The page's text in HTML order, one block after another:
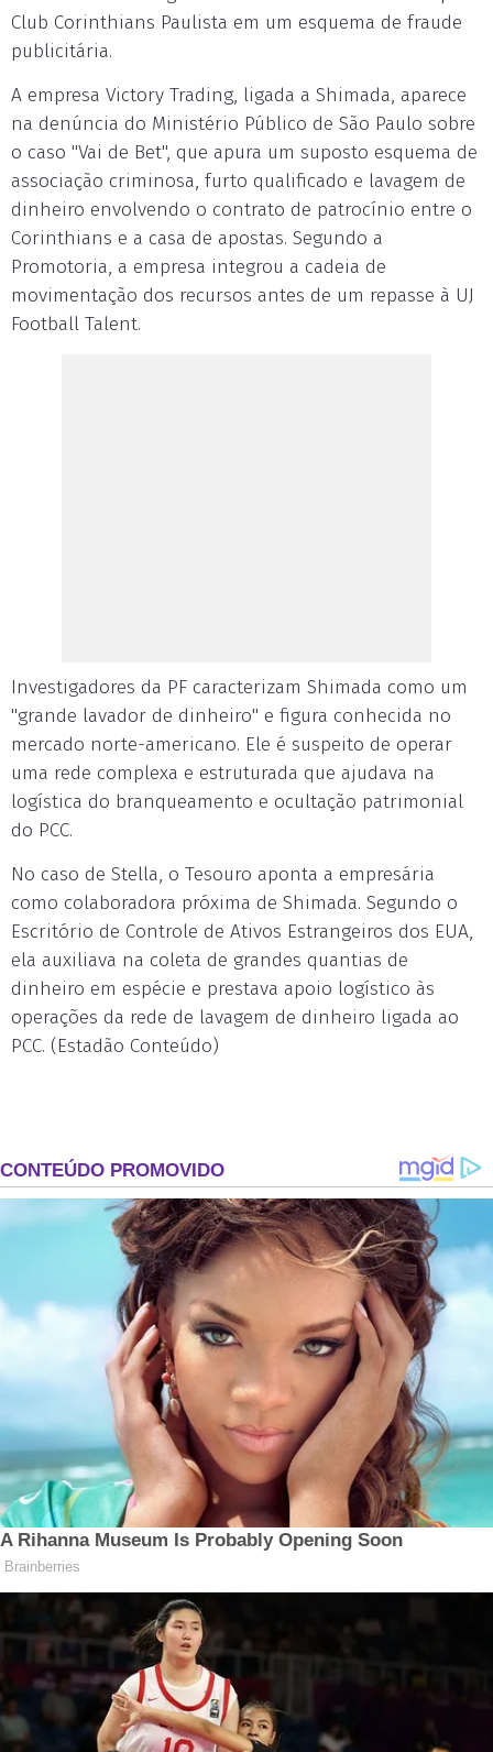
Club Corinthians Paulista em um esquema de fraude
publicitária.
A empresa Victory Trading, ligada a Shimada, aparece
na denúncia do Ministério Público de São Paulo sobre
o caso "Vai de Bet", que apura um suposto esquema de
associação criminosa, furto qualificado e lavagem de
dinheiro envolvendo o contrato de patrocínio entre o
Corinthians e a casa de apostas. Segundo a
Promotoria, a empresa integrou a cadeia de
movimentação dos recursos antes de um repasse à UJ
Football Talent.
Investigadores da PF caracterizam Shimada como um
"grande lavador de dinheiro" e figura conhecida no
mercado norte-americano. Ele é suspeito de operar
uma rede complexa e estruturada que ajudava na
logística do branqueamento e ocultação patrimonial
do PCC.
No caso de Stella, o Tesouro aponta a empresária
como colaboradora próxima de Shimada. Segundo o
Escritório de Controle de Ativos Estrangeiros dos EUA,
ela auxiliava na coleta de grandes quantias de
dinheiro em espécie e prestava apoio logístico às
operações da rede de lavagem de dinheiro ligada ao
PCC. (Estadão Conteúdo)